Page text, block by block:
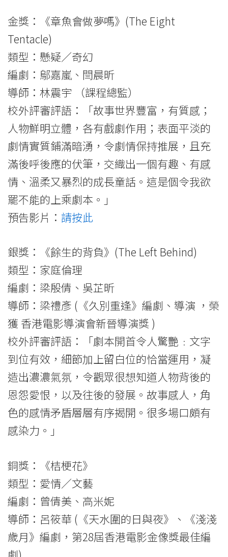
金獎：《章魚會做夢嗎》(The Eight
Tentacle)
類型：懸疑／奇幻
編劇：鄔嘉嵐、閆晨昕
導師：林震宇 （課程總監）
校外評審評語：「故事世界豐富，有質感；
人物鮮明立體，各有戲劇作用；表面平淡的
劇情實質鋪滿暗湧，令劇情保持推展，且充
滿後呼後應的伏筆，交織出一個有趣、有感
情、溫柔又暴烈的成長童話。這是個令我欲
罷不能的上乘劇本。」
預告影片： 請按此
銀獎：《餘生的背負》(The Left Behind)
類型：家庭倫理
編劇：梁殷倩、吳芷昕
導師：梁禮彥 (《久別重逢》編劇、導演 ，榮
獲 香港電影導演會新晉導演獎 )
校外評審評語：「劇本開首令人驚艷﹕文字
到位有效，細節加上留白位的恰當運用，凝
造出濃濃氣氛，令觀眾很想知道人物背後的
恩怨愛恨，以及往後的發展。故事感人，角
色的感情矛盾層層有序揭開。很多場口頗有
感染力。」
銅獎：《桔梗花》
類型：愛情／文藝
編劇：曾倩美、高米妮
導師：呂筱華 (《天水圍的日與夜》、《淺淺
歲月》編劇，第28屆香港電影金像獎最佳編